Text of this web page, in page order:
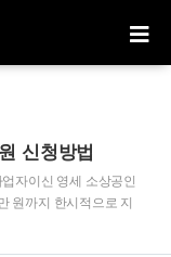
신청방법
자이신 영세 소상공인
원까지 한시적으로 지
다. 소상공인 전기요